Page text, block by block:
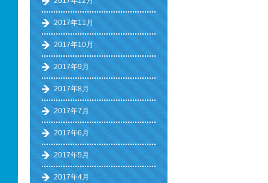
2017年11月
2017年10月
2017年9月
2017年8月
2017年7月
2017年6月
2017年5月
2017年4月